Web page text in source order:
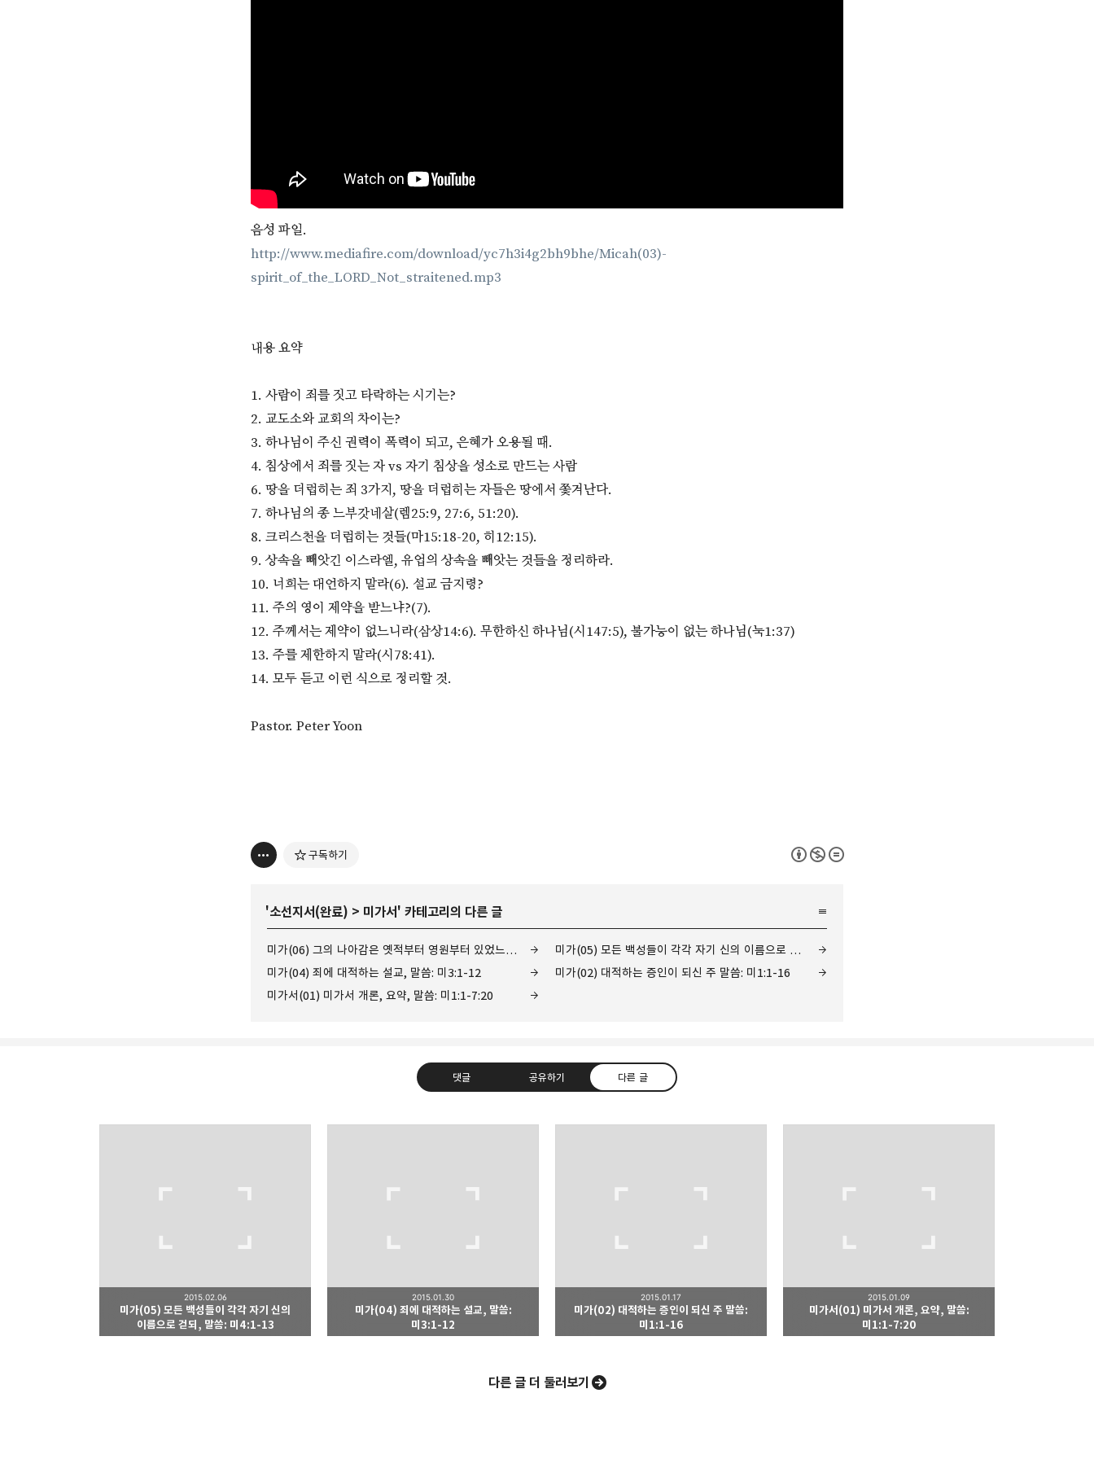
음성 파일.
http://www.mediafire.com/download/yc7h3i4g2bh9bhe/Micah(03)-
spirit_of_the_LORD_Not_straitened.mp3
내용 요약
1. 사람이 죄를 짓고 타락하는 시기는?
2. 교도소와 교회의 차이는?
3. 하나님이 주신 권력이 폭력이 되고, 은혜가 오용될 때.
4. 침상에서 죄를 짓는 자 vs 자기 침상을 성소로 만드는 사람
6. 땅을 더럽히는 죄 3가지, 땅을 더럽히는 자들은 땅에서 쫓겨난다.
7. 하나님의 종 느부갓네살(렘25:9, 27:6, 51:20).
8. 크리스천을 더럽히는 것들(마15:18-20, 히12:15).
9. 상속을 빼앗긴 이스라엘, 유업의 상속을 빼앗는 것들을 정리하라.
10. 너희는 대언하지 말라(6). 설교 금지령?
11. 주의 영이 제약을 받느냐?(7).
12. 주께서는 제약이 없느니라(삼상14:6). 무한하신 하나님(시147:5), 불가능이 없는 하나님(눅1:37)
13. 주를 제한하지 말라(시78:41).
14. 모두 듣고 이런 식으로 정리할 것.
Pastor. Peter Yoon
구독하기
'소선지서(완료) > 미가서' 카테고리의 다른 글
미가(06) 그의 나아감은 옛적부터 영원부터 있었느니라. 말씀: 미5:1-15
미가(05) 모든 백성들이 각각 자기 신의 이름으로 걷되, 말씀: 미4:1-13
미가(04) 죄에 대적하는 설교, 말씀: 미3:1-12
미가(02) 대적하는 증인이 되신 주 말씀: 미1:1-16
미가서(01) 미가서 개론, 요약, 말씀: 미1:1-7:20
댓글 공유하기 다른 글
믿음으로 말씀을 공부하는 성경 학교입니다.
네이버 블로그 Pocket Evernote
미가(05) 모든 백성들이 각각 자기 신의
이름으로 걷되, 말씀: 미4:1-13
2015.02.06
미가(04) 죄에 대적하는 설교, 말씀:
미3:1-12
2015.01.30
미가(02) 대적하는 증인이 되신 주 말씀:
미1:1-16
2015.01.17
미가서(01) 미가서 개론, 요약, 말씀:
미1:1-7:20
2015.01.09
다른 글 더 둘러보기